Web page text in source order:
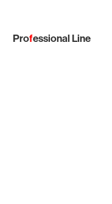
Professional Line